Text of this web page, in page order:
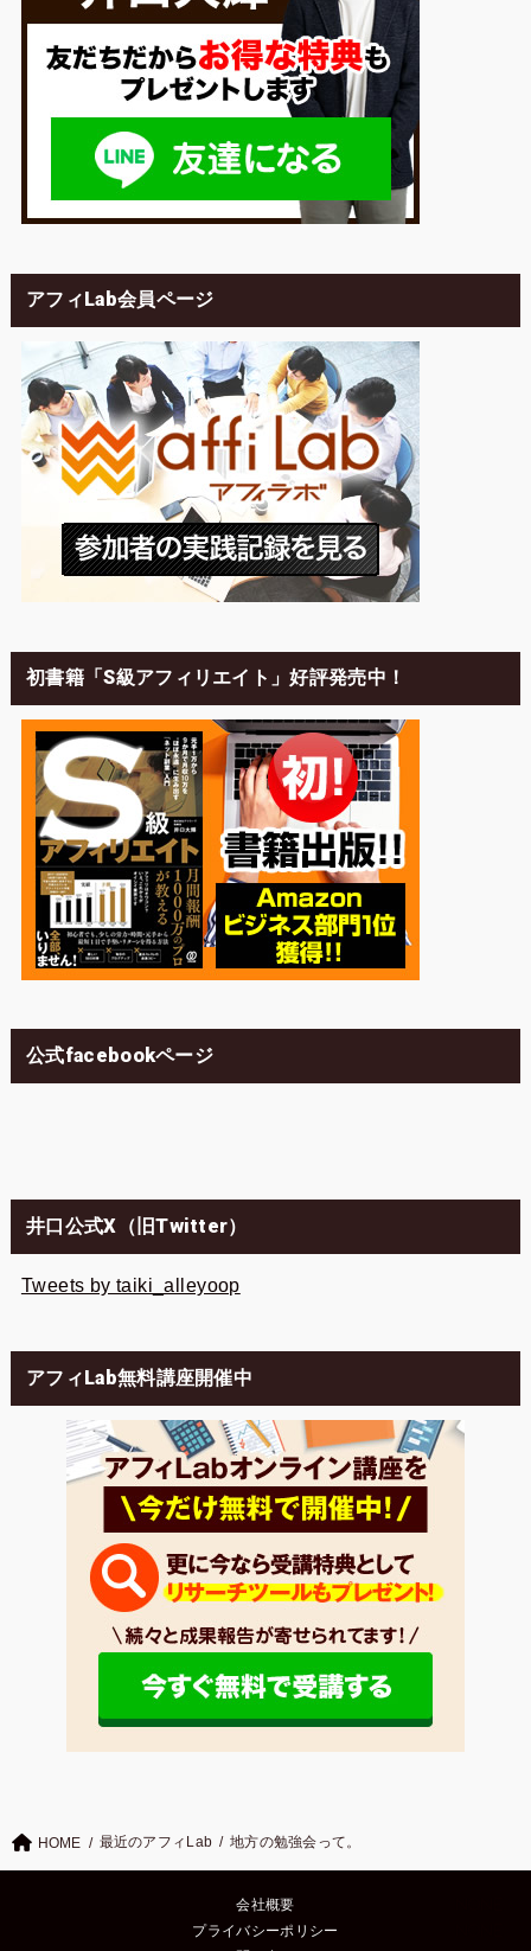
アフィLab会員ページ
初書籍「S級アフィリエイト」好評発売中！
公式facebookページ
井口公式X（旧Twitter）
Tweets by taiki_alleyoop
アフィLab無料講座開催中
HOME 最近のアフィLab 地方の勉強会って。
会社概要
プライバシーポリシー